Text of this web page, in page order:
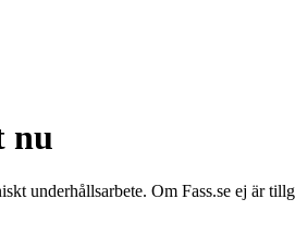
nu
underhållsarbete. Om Fass.se ej är